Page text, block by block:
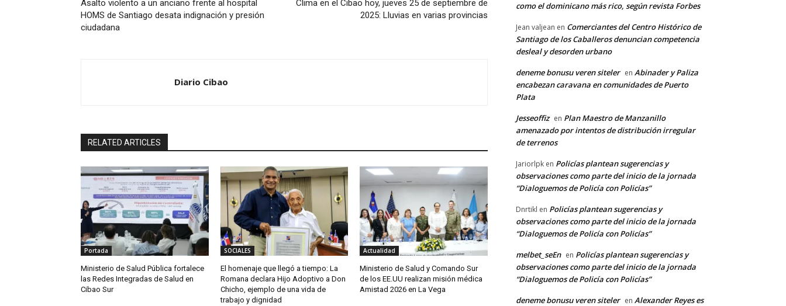
Asalto violento a un anciano frente al hospital
HOMS de Santiago desata indignación y presión
ciudadana
Clima en el Cibao hoy, jueves 25 de septiembre de
2025: Lluvias en varias provincias
Diario Cibao
RELATED ARTICLES
Portada
Ministerio de Salud Pública fortalece
las Redes Integradas de Salud en
Cibao Sur
SOCIALES
El homenaje que llegó a tiempo: La
Romana declara Hijo Adoptivo a Don
Chicho, ejemplo de una vida de
trabajo y dignidad
Actualidad
Ministerio de Salud y Comando Sur
de los EE.UU realizan misión médica
Amistad 2026 en La Vega
como el dominicano más rico, según revista Forbes
Jean valjean en Comerciantes del Centro Histórico de
Santiago de los Caballeros denuncian competencia
desleal y desorden urbano
deneme bonusu veren siteler en Abinader y Paliza
encabezan caravana en comunidades de Puerto
Plata
Jesseoffiz en Plan Maestro de Manzanillo
amenazado por intentos de distribución irregular
de terrenos
Jariorlpk en Policías plantean sugerencias y
observaciones como parte del inicio de la jornada
“Dialoguemos de Policía con Policías”
Dnrtikl en Policías plantean sugerencias y
observaciones como parte del inicio de la jornada
“Dialoguemos de Policía con Policías”
melbet_seEn en Policías plantean sugerencias y
observaciones como parte del inicio de la jornada
“Dialoguemos de Policía con Policías”
deneme bonusu veren siteler en Alexander Reyes es